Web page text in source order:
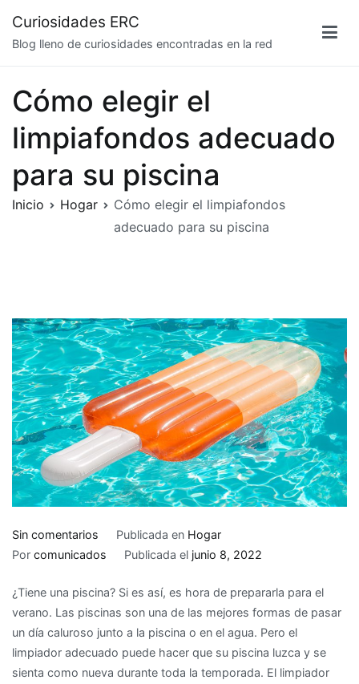
contenido
Curiosidades ERC
Blog lleno de curiosidades encontradas en la red
Cómo elegir el
limpiafondos adecuado
para su piscina
Inicio Hogar
Cómo elegir el limpiafondos
adecuado para su piscina
Sin comentarios
Cómo
el
limpiafondos
adecuado
para
su
Publicada en Hogar
Por comunicados Publicada el junio 8, 2022
¿Tiene una piscina? Si es así, es hora de prepararla para el
verano. Las piscinas son una de las mejores formas de pasar
un día caluroso junto a la piscina o en el agua. Pero el
limpiador adecuado puede hacer que su piscina luzca y se
sienta como nueva durante toda la temporada. El limpiador